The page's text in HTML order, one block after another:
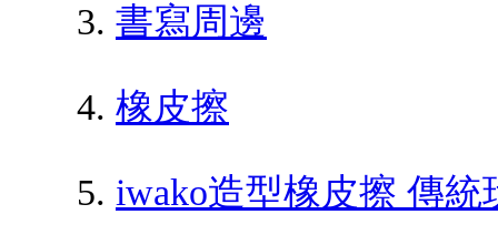
書寫周邊
橡皮擦
iwako造型橡皮擦 傳統